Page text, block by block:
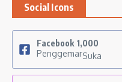
Social Icons
Facebook 1,000
PenggemarSuka